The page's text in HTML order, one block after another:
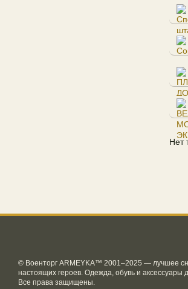
Нет
© Военторг ARMEYKA™ 2001–2025 — лучшее
настоящих героев. Одежда, обувь и аксессуары
Все права защищены.